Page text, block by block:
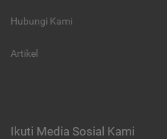
Hubungi Kami
Artikel
Ikuti Media Sosial Kami